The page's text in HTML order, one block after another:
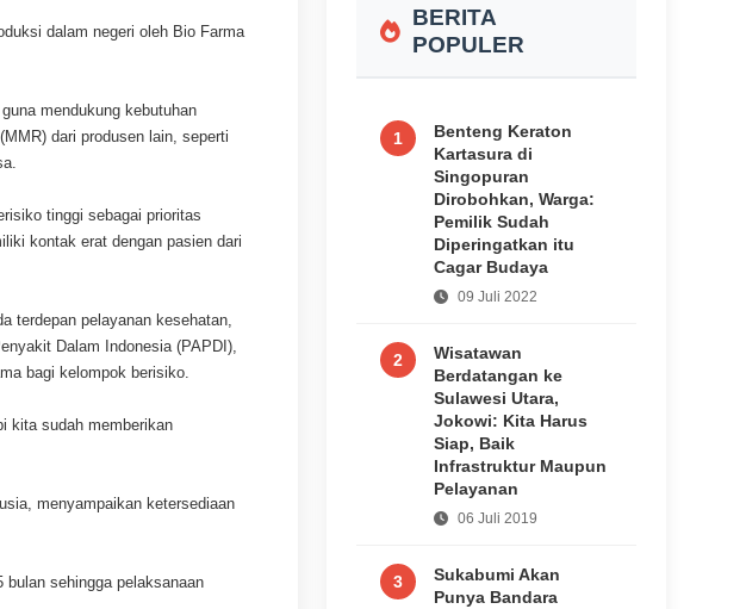
dalam negeri oleh Bio Farma
mendukung kebutuhan
dari produsen lain, seperti
tinggi sebagai prioritas
kontak erat dengan pasien dari
terdepan pelayanan kesehatan,
Dalam Indonesia (PAPDI),
bagi kelompok berisiko.
kita sudah memberikan
menyampaikan ketersediaan
sehingga pelaksanaan
BERITA
POPULER
1
Benteng Keraton
Kartasura di
Singopuran
Dirobohkan, Warga:
Pemilik Sudah
Diperingatkan itu
Cagar Budaya
09 Juli 2022
2
Wisatawan
Berdatangan ke
Sulawesi Utara,
Jokowi: Kita Harus
Siap, Baik
Infrastruktur Maupun
Pelayanan
06 Juli 2019
3
Sukabumi Akan
Punya Bandara